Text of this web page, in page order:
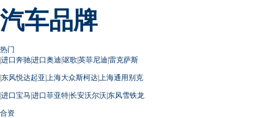
汽车品牌
热门
|进口奔驰|进口奥迪|讴歌|英菲尼迪|雷克萨斯
|东风悦达起亚| 上海大众斯柯达| 上海通用别克
|进口宝马|进口菲亚特|长安沃尔沃|东风雪铁龙
合资